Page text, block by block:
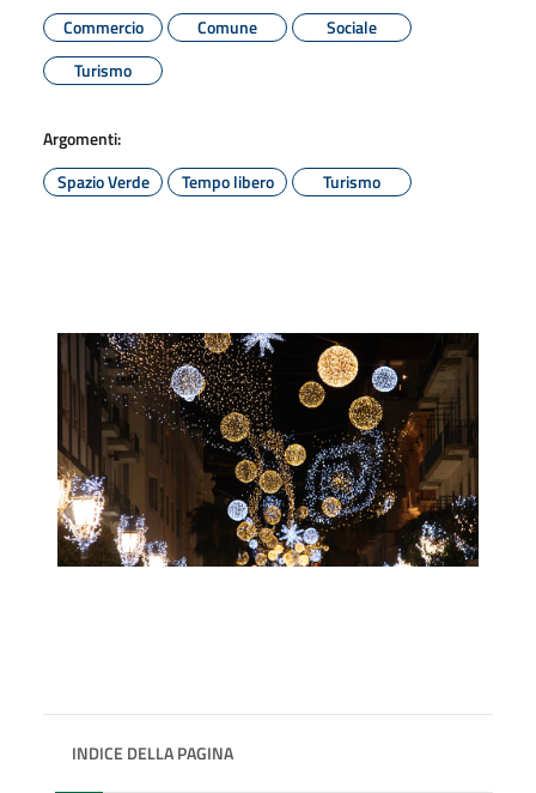
Commercio
Comune
Sociale
Turismo
Argomenti:
Spazio Verde
Tempo libero Turismo
INDICE DELLA PAGINA